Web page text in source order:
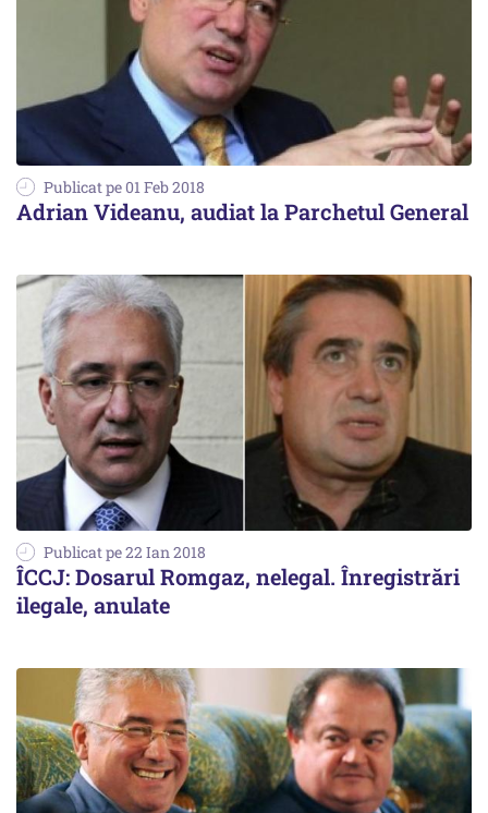
Publicat pe 01 Feb 2018
Adrian Videanu, audiat la Parchetul General
Publicat pe 22 Ian 2018
ÎCCJ: Dosarul Romgaz, nelegal. Înregistrări
ilegale, anulate